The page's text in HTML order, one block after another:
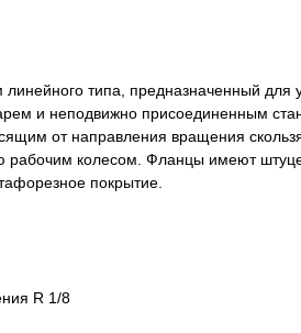
типа, предназначенный для
и неподвижно присоединенным
от направления вращения
колесом. Фланцы имеют
покрытие.
R 1/8